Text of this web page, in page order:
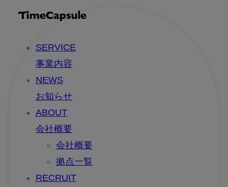
SERVICE
事業内容
NEWS
お知らせ
ABOUT
会社概要
会社概要
拠点一覧
RECRUIT